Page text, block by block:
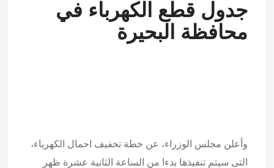
جدول قطع الكهرباء في
محافظة البحيرة
وأعلن مجلس الوزراء، عن خطة تخفيف احمال الكهرباء،
التى سيتم تنفيذها بدءا من الساعة الثانية عشرة ظهر